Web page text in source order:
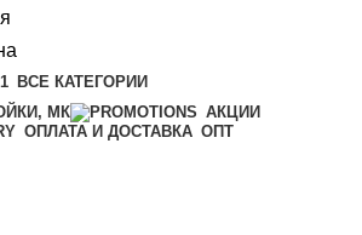
ВСЕ КАТЕГОРИИ
МК
АКЦИИ
ОПЛАТА И ДОСТАВКА ОПТ